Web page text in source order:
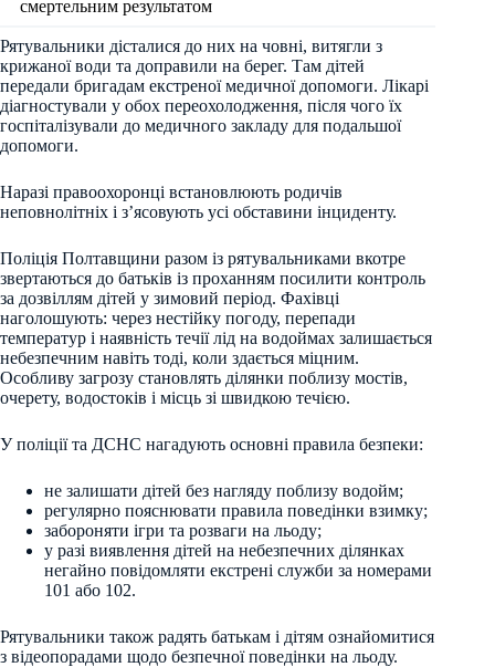
смертельним результатом
Рятувальники дісталися до них на човні, витягли з
крижаної води та доправили на берег. Там дітей
передали бригадам екстреної медичної допомоги. Лікарі
діагностували у обох переохолодження, після чого їх
госпіталізували до медичного закладу для подальшої
допомоги.
Наразі правоохоронці встановлюють родичів
неповнолітніх і з’ясовують усі обставини інциденту.
Поліція Полтавщини разом із рятувальниками вкотре
звертаються до батьків із проханням посилити контроль
за дозвіллям дітей у зимовий період. Фахівці
наголошують: через нестійку погоду, перепади
температур і наявність течії лід на водоймах залишається
небезпечним навіть тоді, коли здається міцним.
Особливу загрозу становлять ділянки поблизу мостів,
очерету, водостоків і місць зі швидкою течією.
У поліції та ДСНС нагадують основні правила безпеки:
не залишати дітей без нагляду поблизу водойм;
регулярно пояснювати правила поведінки взимку;
забороняти ігри та розваги на льоду;
у разі виявлення дітей на небезпечних ділянках
негайно повідомляти екстрені служби за номерами
101 або 102.
Рятувальники також радять батькам і дітям ознайомитися
з відеопорадами щодо безпечної поведінки на льоду.